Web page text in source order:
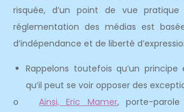
risquée, d’un point de vue
réglementation des médias est
d’indépendance et de liberté
Rappelons toutefois qu’un
qu’il peut se voir opposer des
oAinsi, Eric Mamer, porte-